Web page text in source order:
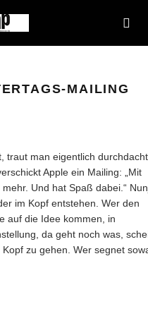
MAILING
traut man eigentlich
Apple ein Mailing: „Mit
Und hat Spaß dabei.“
im Kopf entstehen. Wer den
auf die Idee kommen, in
da geht noch was,
zu gehen. Wer segnet